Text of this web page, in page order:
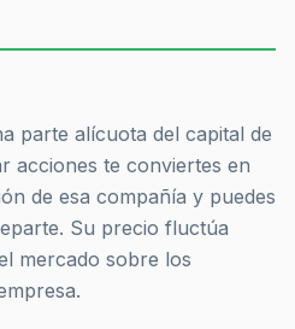
parte alícuota del capital de
acciones te conviertes en
de esa compañía y puedes
Su precio fluctúa
mercado sobre los